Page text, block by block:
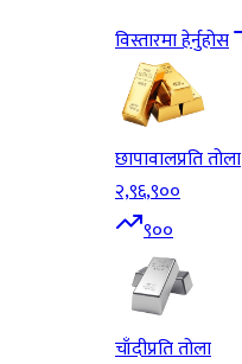
विस्तारमा हेर्नुहोस
छापावालप्रति तोला
२,९६,९००
९००
चाँदीप्रति तोला